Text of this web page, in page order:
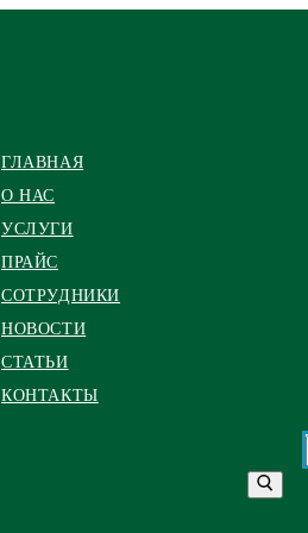
ГЛАВНАЯ
О НАС
УСЛУГИ
ПРАЙС
СОТРУДНИКИ
НОВОСТИ
СТАТЬИ
КОНТАКТЫ